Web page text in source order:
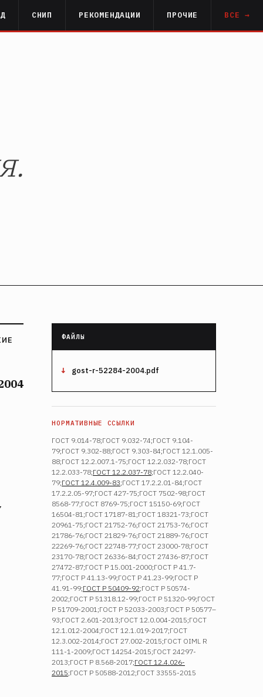
СНИП РЕКОМЕНДАЦИИ ПРОЧИЕ ВСЕ →
gost-r-52284-2004.pdf
ГОСТ 9.014-78;ГОСТ 9.032-74;ГОСТ 9.104-
79;ГОСТ 9.302-88;ГОСТ 9.303-84;ГОСТ 12.1.005-
88;ГОСТ 12.2.007.1-75;ГОСТ 12.2.032-78;ГОСТ
12.2.033-78;ГОСТ 12.2.037-78;ГОСТ 12.2.040-
79;ГОСТ 12.4.009-83;ГОСТ 17.2.2.01-84;ГОСТ
17.2.2.05-97;ГОСТ 427-75;ГОСТ 7502-98;ГОСТ
8568-77;ГОСТ 8769-75;ГОСТ 15150-69;ГОСТ
16504-81;ГОСТ 17187-81;ГОСТ 18321-73;ГОСТ
20961-75;ГОСТ 21752-76;ГОСТ 21753-76;ГОСТ
21786-76;ГОСТ 21829-76;ГОСТ 21889-76;ГОСТ
22269-76;ГОСТ 22748-77;ГОСТ 23000-78;ГОСТ
23170-78;ГОСТ 26336-84;ГОСТ 27436-87;ГОСТ
27472-87;ГОСТ Р 15.001-2000;ГОСТ Р 41.7-
77;ГОСТ Р 41.13-99;ГОСТ Р 41.23-99;ГОСТ Р
41.91-99;ГОСТ Р 50409-92;ГОСТ Р 50574-
2002;ГОСТ Р 51318.12-99;ГОСТ Р 51320-99;ГОСТ
Р 51709-2001;ГОСТ Р 52033-2003;ГОСТ Р 50577–
93;ГОСТ 2.601-2013;ГОСТ 12.0.004-2015;ГОСТ
12.1.012-2004;ГОСТ 12.1.019-2017;ГОСТ
12.3.002-2014;ГОСТ 27.002-2015;ГОСТ OIML R
111-1-2009;ГОСТ 14254-2015;ГОСТ 24297-
2013;ГОСТ Р 8.568-2017;ГОСТ 12.4.026-
2015;ГОСТ Р 50588-2012;ГОСТ 33555-2015